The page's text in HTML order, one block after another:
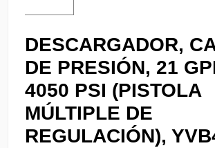
DESCARGADOR,
DE PRESIÓN, 21
4050 PSI (PISTOLA
MÚLTIPLE DE
REGULACIÓN),